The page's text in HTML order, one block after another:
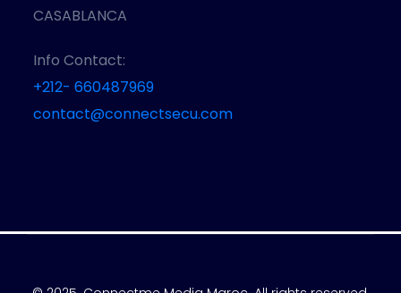
CASABLANCA
Info Contact:
+212- 660487969
contact@connectsecu.com